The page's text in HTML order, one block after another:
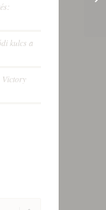
kulcs a
Victory